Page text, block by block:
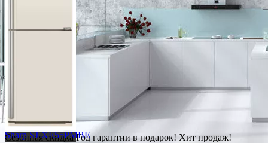
Сезонная скидкаГод гарантии в подарок! Хит продаж!
Sharp SJ-XE55PMBE